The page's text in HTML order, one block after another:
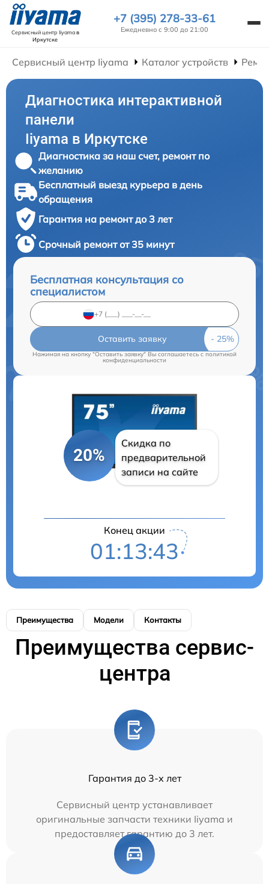
Сервисный центр Iiyamaв
Иркутске
+7 (395) 278-33-61
Ежедневно с 9:00 до 21:00
Сервисный центр Iiyama Каталог устройств
Диагностика интерактивной
панели
Iiyama в Иркутске
Диагностика за наш счет, ремонт по
желанию
Бесплатный выезд курьера в день
обращения
Гарантия на ремонт до 3 лет
Срочный ремонт от 35 минут
Бесплатная консультация со
специалистом
Оставить заявку
Нажимая на кнопку "Оставить заявку" Вы соглашаетесь cполитикой
конфиденциальности
20%
Скидка по
предварительной
записи на сайте
Конец акции
01:13:43
Преимущества Модели Контакты
Преимущества сервис-
центра
Гарантия до 3-х лет
Сервисный центр устанавливает
оригинальные запчасти техники Iiyama и
предоставляет гарантию до 3 лет.